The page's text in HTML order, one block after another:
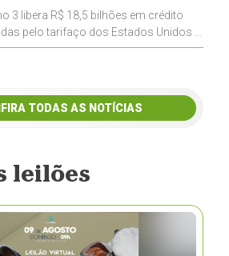
3 libera R$ 18,5 bilhões em crédito
pelo tarifaço dos Estados Unidos e
os setores estratégicos
TODAS AS NOTÍCIAS
leilões